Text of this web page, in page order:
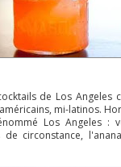
de Los Angeles
mi-latinos.
Los Angeles :
circonstance,